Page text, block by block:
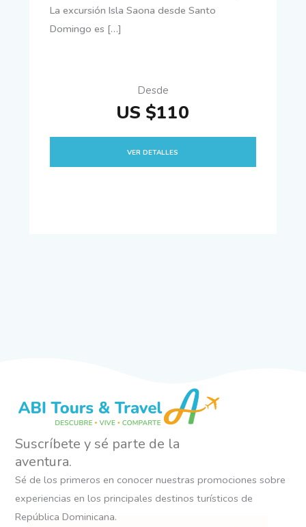
La excursión Isla Saona desde Santo
Domingo es […]
Desde
US $110
VER DETALLES
Suscríbete y sé parte de la
aventura.
Sé de los primeros en conocer nuestras promociones sobre
experiencias en los principales destinos turísticos de
República Dominicana.